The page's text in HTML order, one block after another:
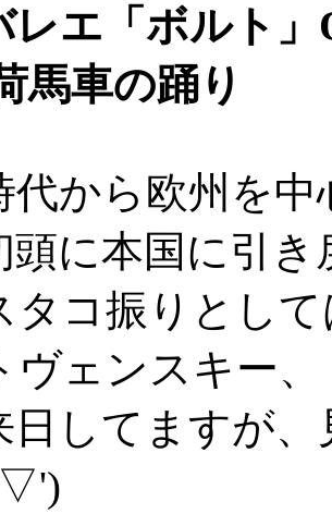
レエ「ボルト
馬車の踊り
代から欧州を
頭に本国に引
タコ振りとし
ヴェンスキー、
日してますが